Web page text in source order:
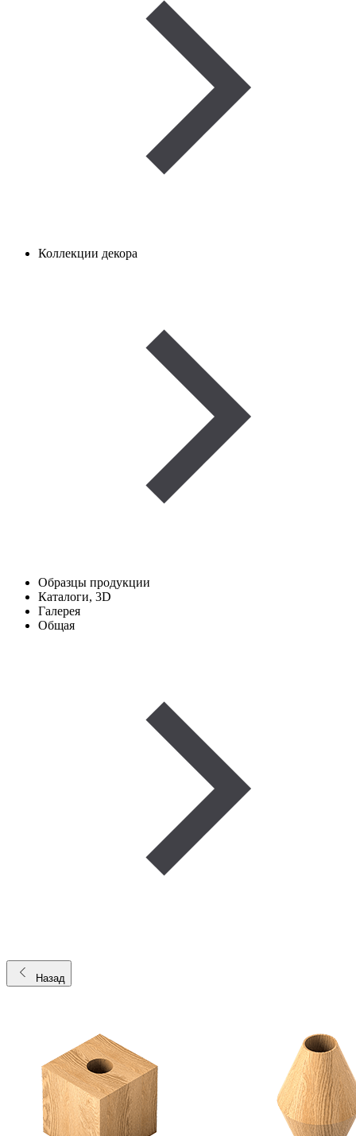
Коллекции декора
Образцы продукции
Каталоги, 3D
Галерея
Общая
Назад